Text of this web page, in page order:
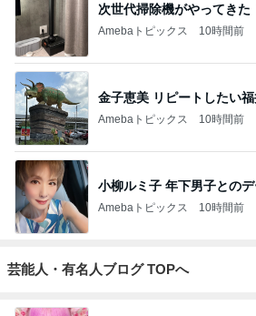
次世代掃除機がやってきた
Amebaトピックス 10時間前
金子恵美 リピートしたい
Amebaトピックス 10時間前
小柳ルミ子 年下男子とのデ
Amebaトピックス 10時間前
芸能人・有名人ブログ TOPへ